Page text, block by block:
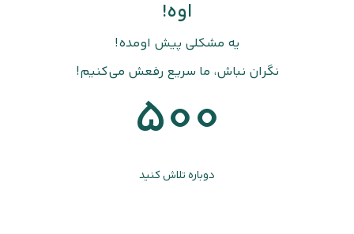
اوه!
یه مشکلی پیش اومده!
نگران نباش، ما سریع رفعش می‌کنیم!
500
دوباره تلاش کنید